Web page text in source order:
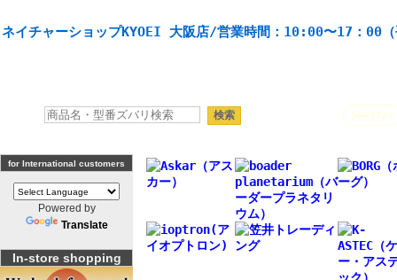
ネイチャーショップKYOEI 大阪店/営業時間：10:00〜17：00（
Seestar
for International customers
Powered by
Translate
In-store shopping